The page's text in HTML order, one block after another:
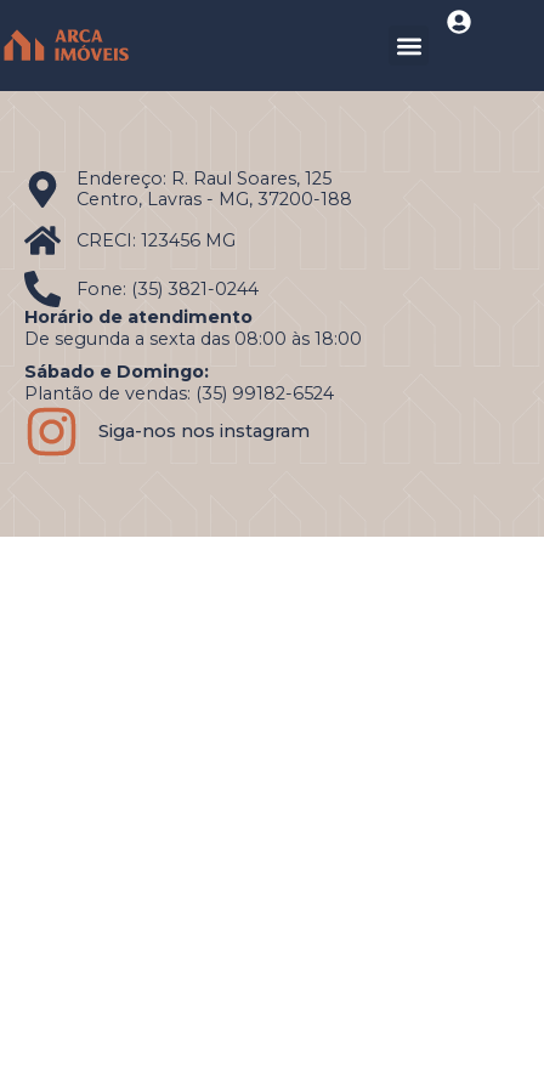
Endereço: R. Raul Soares, 125
Centro, Lavras - MG, 37200-188
CRECI: 123456 MG
Fone: (35) 3821-0244
Horário de atendimento
De segunda a sexta das 08:00 às 18:00
Sábado e Domingo:
Plantão de vendas: (35) 99182-6524
Siga-nos nos instagram